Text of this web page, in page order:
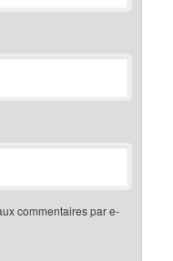
commentaires par e-